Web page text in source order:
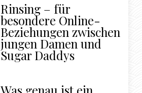
Rinsing – für
besondere Online-
Beziehungen zwischen
jungen Damen und
Sugar Daddys